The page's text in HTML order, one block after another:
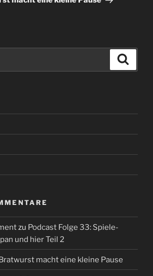
zu Podcast Folge 33: Spiele-
und hier Teil 2
macht eine kleine Pause